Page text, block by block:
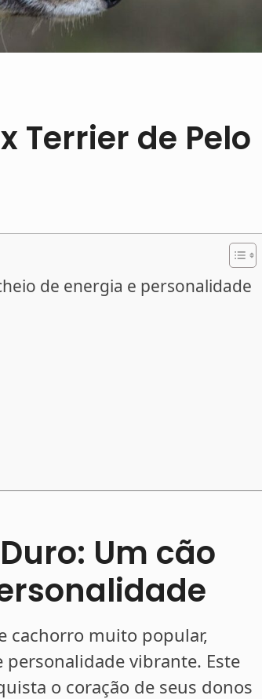
Terrier de Pelo
de energia e personalidade
Um cão
cachorro muito popular,
vibrante. Este
o coração de seus donos